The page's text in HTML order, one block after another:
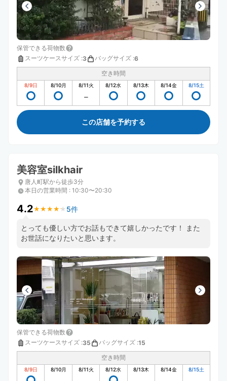
保管できる荷物数
スーツケースサイズ :3 バッグサイズ :6
空き時間
8/9日 8/10月 8/11火 8/12水 8/13木 8/14金 8/15土
この店舗を予約する
美容室silkhair
唐人町駅から徒歩3分
本日の営業時間 : 10:30〜20:30
4.2★ ★ ★ ★ ★
★ ★ ★ ★ ★ 5件
とっても優しい方でお話もできて嬉しかったです！ また
お世話になりたいと思います。
保管できる荷物数
スーツケースサイズ :35 バッグサイズ :15
空き時間
8/9日 8/10月 8/11火 8/12水 8/13木 8/14金 8/15土